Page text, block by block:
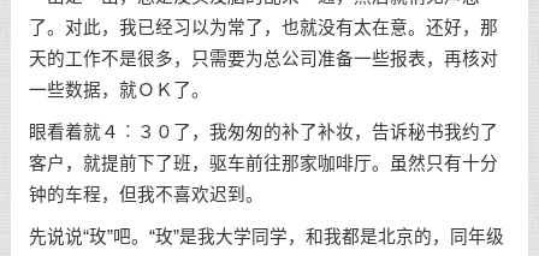
了。对此，我已经习以为常了，也就没有太在意。还好，那
天的工作不是很多，只需要为总公司准备一些报表，再核对
一些数据，就ＯＫ了。
眼看着就４︰３０了，我匆匆的补了补妆，告诉秘书我约了
客户，就提前下了班，驱车前往那家咖啡厅。虽然只有十分
钟的车程，但我不喜欢迟到。
先说说“玫”吧。“玫”是我大学同学，和我都是北京的，同年级